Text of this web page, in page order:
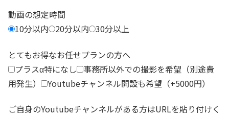
動画の想定時間
10分以内
20分以内 30分以上
とてもお得なお任せプランの方へ
プラスα特になし
事務所以外での撮影を希望（別途費
用発生）
Youtubeチャンネル開設も希望（+5000円）
ご自身のYoutubeチャンネルがある方はURLを貼り付けく